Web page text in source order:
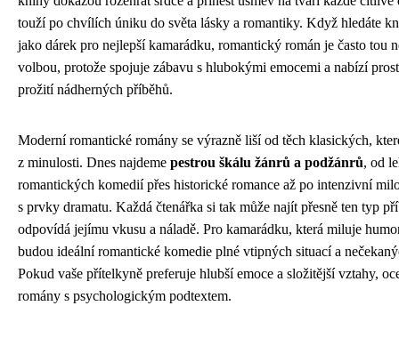
touží po chvílích úniku do světa lásky a romantiky. Když hledáte
jako dárek pro nejlepší kamarádku, romantický román je často tou
volbou, protože spojuje zábavu s hlubokými emocemi a nabízí
prožití nádherných příběhů.
Moderní romantické romány se výrazně liší od těch klasických,
z minulosti. Dnes najdeme pestrou škálu žánrů a podžánrů, od
romantických komedií přes historické romance až po intenzivní
s prvky dramatu. Každá čtenářka si tak může najít přesně ten typ
odpovídá jejímu vkusu a náladě. Pro kamarádku, která miluje
budou ideální romantické komedie plné vtipných situací a
Pokud vaše přítelkyně preferuje hlubší emoce a složitější vztahy,
romány s psychologickým podtextem.